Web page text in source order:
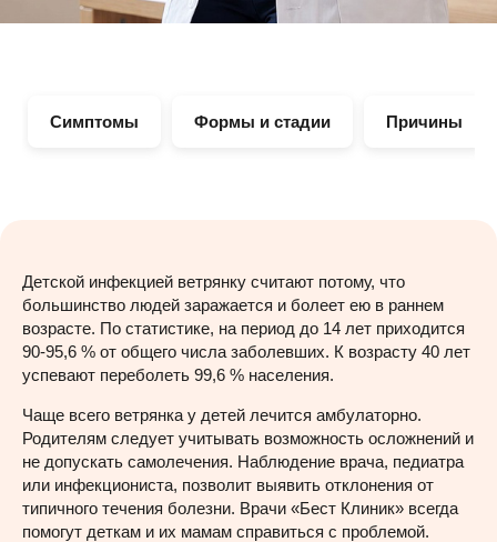
Симптомы Формы и стадии Причины
Детской инфекцией ветрянку считают потому, что
большинство людей заражается и болеет ею в раннем
возрасте. По статистике, на период до 14 лет приходится
90-95,6 % от общего числа заболевших. К возрасту 40 лет
успевают переболеть 99,6 % населения.
Чаще всего ветрянка у детей лечится амбулаторно.
Родителям следует учитывать возможность осложнений и
не допускать самолечения. Наблюдение врача, педиатра
или инфекциониста, позволит выявить отклонения от
типичного течения болезни. Врачи «Бест Клиник» всегда
помогут деткам и их мамам справиться с проблемой.